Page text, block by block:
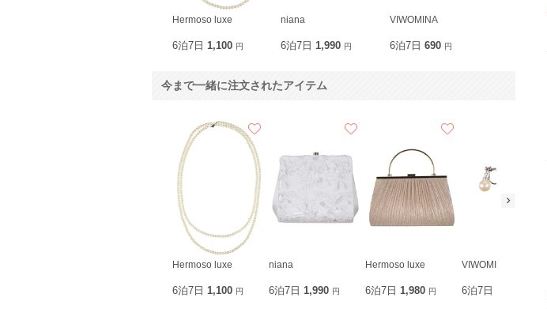
Hermoso luxe
6泊7日 1,100 円
niana
6泊7日 1,990 円
VIWOMINA
6泊7日 690 円
今まで一緒に注文されたアイテム
Hermoso luxe
6泊7日 1,100 円
niana
6泊7日1,990 円
Hermoso luxe
6泊7日1,980 円
VIWOMINA
6泊7日